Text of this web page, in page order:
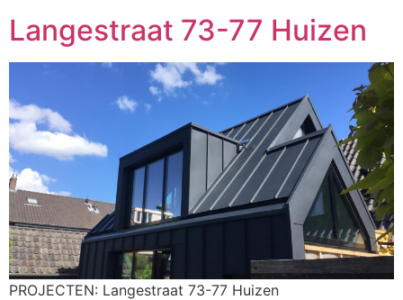
Langestraat 73-77 Huizen
PROJECTEN: Langestraat 73-77 Huizen